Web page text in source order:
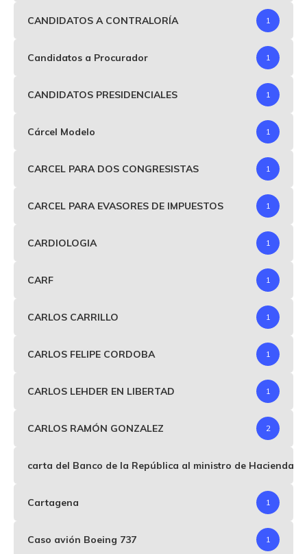
CANDIDATOS A CONTRALORÍA 1
Candidatos a Procurador 1
CANDIDATOS PRESIDENCIALES 1
Cárcel Modelo 1
CARCEL PARA DOS CONGRESISTAS 1
CARCEL PARA EVASORES DE IMPUESTOS 1
CARDIOLOGIA 1
CARF 1
CARLOS CARRILLO 1
CARLOS FELIPE CORDOBA 1
CARLOS LEHDER EN LIBERTAD 1
CARLOS RAMÓN GONZALEZ 2
carta del Banco de la República al ministro de Hacienda
Cartagena 1
Caso avión Boeing 737 1